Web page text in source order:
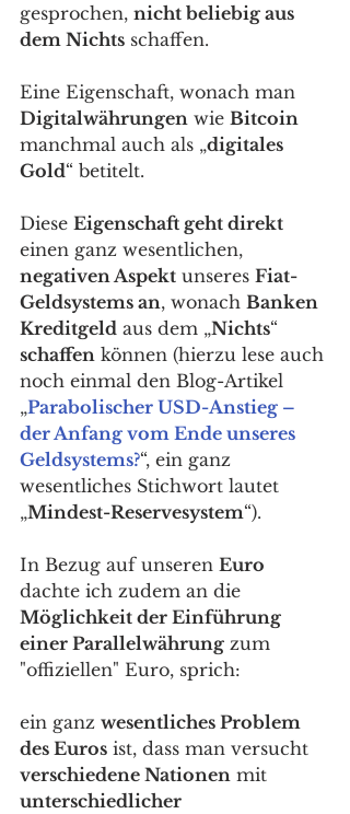
gesprochen, nicht beliebig aus
dem Nichts schaffen.
Eine Eigenschaft, wonach man
Digitalwährungen wie Bitcoin
manchmal auch als „digitales
Gold“ betitelt.
Diese Eigenschaft geht direkt
einen ganz wesentlichen,
negativen Aspekt unseres Fiat-
Geldsystems an, wonach Banken
Kreditgeld aus dem „Nichts“
schaffen können (hierzu lese auch
noch einmal den Blog-Artikel
„Parabolischer USD-Anstieg –
der Anfang vom Ende unseres
Geldsystems?“, ein ganz
wesentliches Stichwort lautet
„Mindest-Reservesystem“).
In Bezug auf unseren Euro
dachte ich zudem an die
Möglichkeit der Einführung
einer Parallelwährung zum
"offiziellen" Euro, sprich:
ein ganz wesentliches Problem
des Euros ist, dass man versucht
verschiedene Nationen mit
unterschiedlicher